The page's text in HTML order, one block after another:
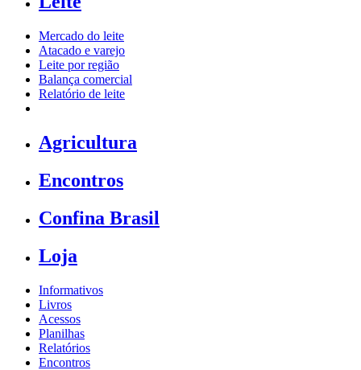
Mercado do leite
Atacado e varejo
Leite por região
Balança comercial
Relatório de leite
Agricultura
Encontros
Confina Brasil
Loja
Informativos
Livros
Acessos
Planilhas
Relatórios
Encontros